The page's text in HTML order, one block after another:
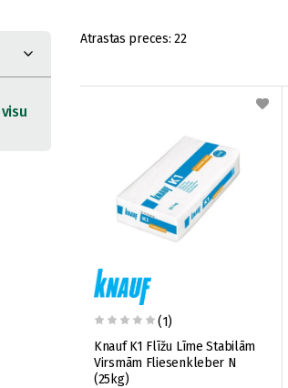
Atrastas preces: 22
(1)
Knauf K1 Flīžu Līme Stabilām
Virsmām Fliesenkleber N
(25kg)